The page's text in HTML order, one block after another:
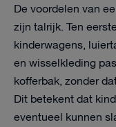
De voordelen van
zijn talrijk. Ten
kinderwagens,
en wisselkleding
kofferbak, zonder
Dit betekent dat
eventueel kunnen